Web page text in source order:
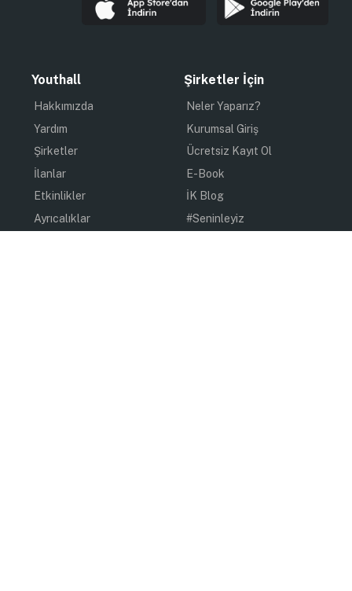
Youthall
Hakkımızda
Yardım
Şirketler
İlanlar
Etkinlikler
Ayrıcalıklar
Şirketler İçin
Neler Yaparız?
Kurumsal Giriş
Ücretsiz Kayıt Ol
E-Book
İK Blog
#Seninleyiz